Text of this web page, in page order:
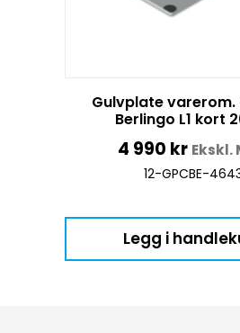
Gulvplate varerom.
Berlingo L1 kort
4 990 kr Ekskl.
12-GPCBE-
Legg i